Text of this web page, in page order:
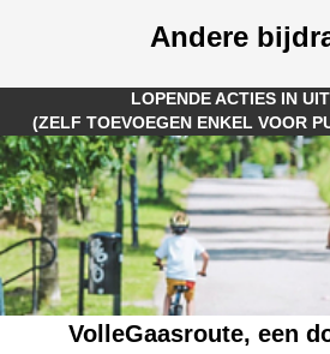
Andere
LOPENDE ACTIES IN
(ZELF TOEVOEGEN ENKEL VOOR
VolleGaasroute, een